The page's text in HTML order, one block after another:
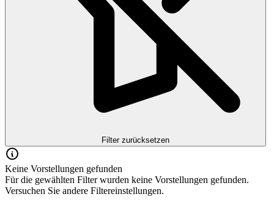
Filter zurücksetzen
Keine Vorstellungen gefunden
Für die gewählten Filter wurden keine Vorstellungen gefunden.
Versuchen Sie andere Filtereinstellungen.